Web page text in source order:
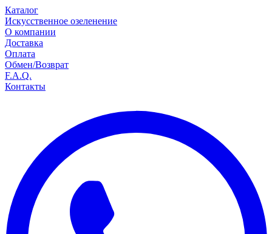
Каталог
Искусственное озеленение
О компании
Доставка
Оплата
Обмен/Возврат
F.A.Q.
Контакты